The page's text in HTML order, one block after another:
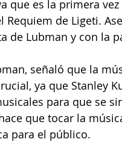
que es la primera
Requiem de Ligeti.
de Lubman y con la
señaló que la
ya que Stanley
para que se
que tocar la
para el público.